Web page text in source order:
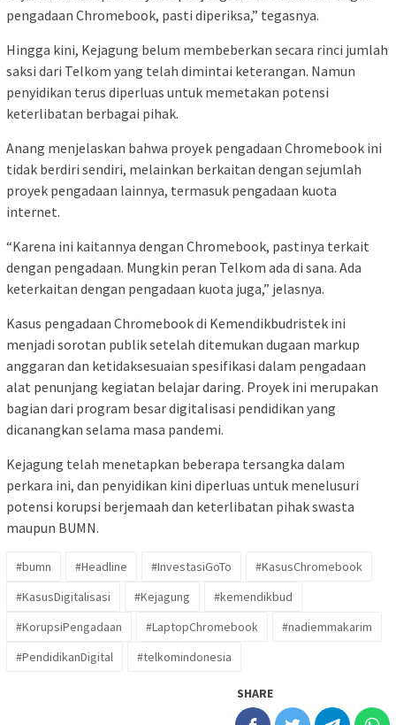
pengadaan Chromebook, pasti diperiksa,” tegasnya.
Hingga kini, Kejagung belum membeberkan secara rinci jumlah
saksi dari Telkom yang telah dimintai keterangan. Namun
penyidikan terus diperluas untuk memetakan potensi
keterlibatan berbagai pihak.
Anang menjelaskan bahwa proyek pengadaan Chromebook ini
tidak berdiri sendiri, melainkan berkaitan dengan sejumlah
proyek pengadaan lainnya, termasuk pengadaan kuota
internet.
“Karena ini kaitannya dengan Chromebook, pastinya terkait
dengan pengadaan. Mungkin peran Telkom ada di sana. Ada
keterkaitan dengan pengadaan kuota juga,” jelasnya.
Kasus pengadaan Chromebook di Kemendikbudristek ini
menjadi sorotan publik setelah ditemukan dugaan markup
anggaran dan ketidaksesuaian spesifikasi dalam pengadaan
alat penunjang kegiatan belajar daring. Proyek ini merupakan
bagian dari program besar digitalisasi pendidikan yang
dicanangkan selama masa pandemi.
Kejagung telah menetapkan beberapa tersangka dalam
perkara ini, dan penyidikan kini diperluas untuk menelusuri
potensi korupsi berjemaah dan keterlibatan pihak swasta
maupun BUMN.
#bumn #Headline #InvestasiGoTo
#KasusChromebook
#KasusDigitalisasi
#Kejagung
#kemendikbud
#KorupsiPengadaan
#LaptopChromebook
#nadiemmakarim
#PendidikanDigital
#telkomindonesia
SHARE